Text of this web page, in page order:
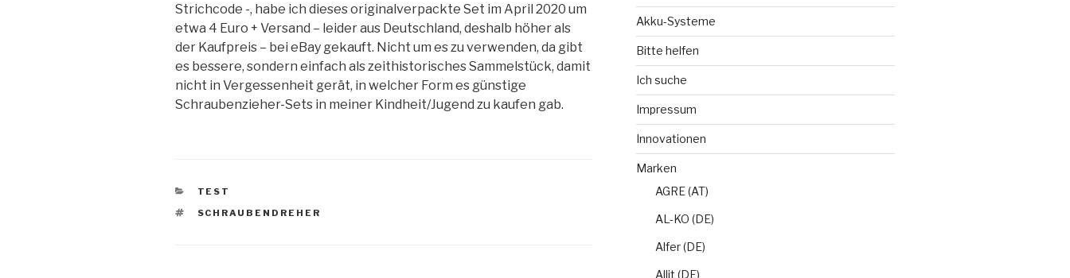
Strichcode -, habe ich dieses originalverpackte Set im April 2020 um
etwa 4 Euro + Versand – leider aus Deutschland, deshalb höher als
der Kaufpreis – bei eBay gekauft. Nicht um es zu verwenden, da gibt
es bessere, sondern einfach als zeithistorisches Sammelstück, damit
nicht in Vergessenheit gerät, in welcher Form es günstige
Schraubenzieher-Sets in meiner Kindheit/Jugend zu kaufen gab.
KATEGORIEN
TEST
SCHLAGWÖRTER
SCHRAUBENDREHER
Akku-Systeme
Bitte helfen
Ich suche
Impressum
Innovationen
Marken
AGRE (AT)
AL-KO (DE)
Alfer (DE)
Allit (DE)